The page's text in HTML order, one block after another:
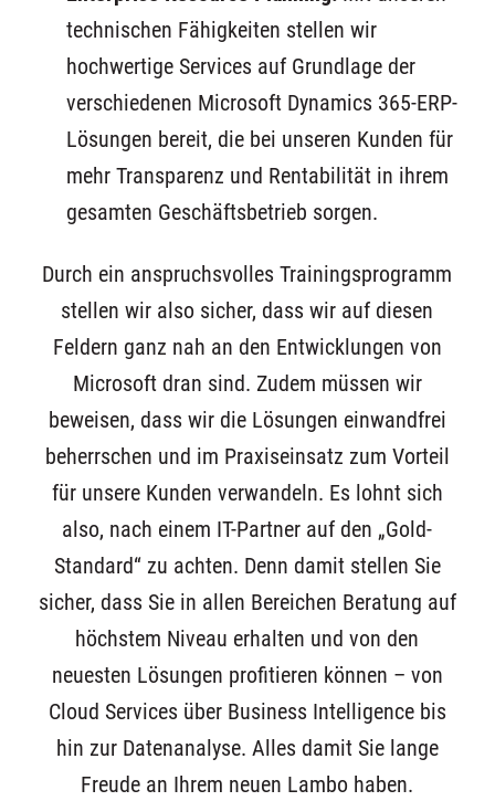
technischen Fähigkeiten stellen wir
hochwertige Services auf Grundlage der
verschiedenen Microsoft Dynamics 365-ERP-
Lösungen bereit, die bei unseren Kunden für
mehr Transparenz und Rentabilität in ihrem
gesamten Geschäftsbetrieb sorgen.
Durch ein anspruchsvolles Trainingsprogramm
stellen wir also sicher, dass wir auf diesen
Feldern ganz nah an den Entwicklungen von
Microsoft dran sind. Zudem müssen wir
beweisen, dass wir die Lösungen einwandfrei
beherrschen und im Praxiseinsatz zum Vorteil
für unsere Kunden verwandeln. Es lohnt sich
also, nach einem IT-Partner auf den „Gold-
Standard“ zu achten. Denn damit stellen Sie
sicher, dass Sie in allen Bereichen Beratung auf
höchstem Niveau erhalten und von den
neuesten Lösungen profitieren können – von
Cloud Services über Business Intelligence bis
hin zur Datenanalyse. Alles damit Sie lange
Freude an Ihrem neuen Lambo haben.